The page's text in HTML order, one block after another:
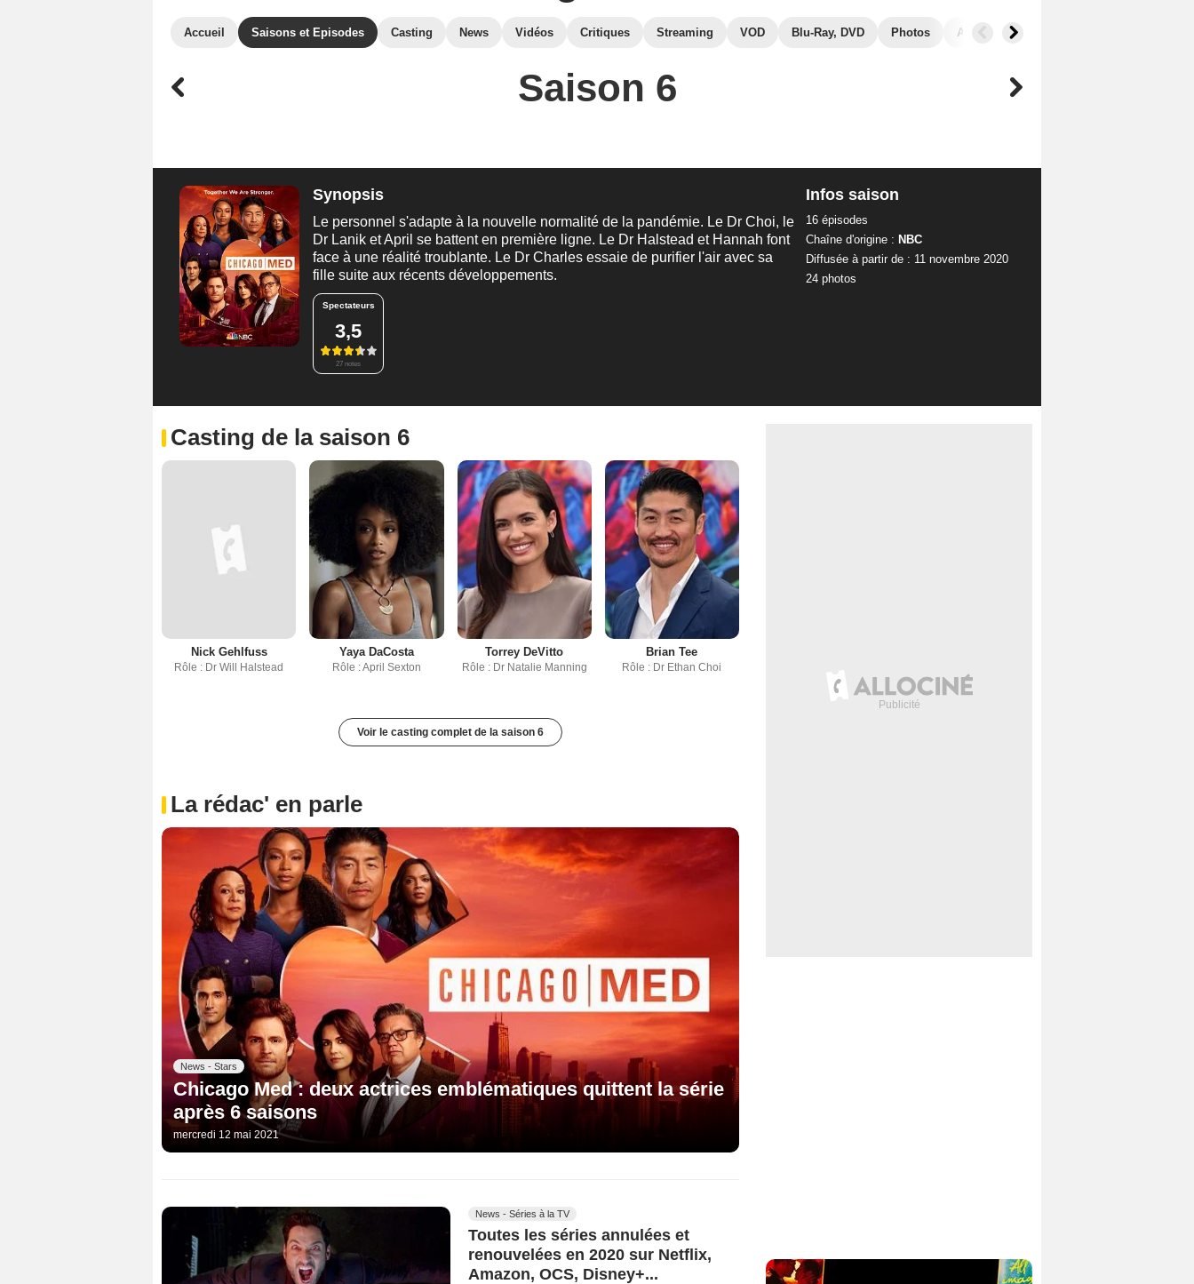
Accueil Saisons et Episodes Casting News Vidéos Critiques Streaming VOD Blu-Ray, DVD Photos Audiences
Saison 6
Synopsis
Le personnel s'adapte à la nouvelle normalité de la pandémie. Le Dr Choi, le
Dr Lanik et April se battent en première ligne. Le Dr Halstead et Hannah font
face à une réalité troublante. Le Dr Charles essaie de purifier l'air avec sa
fille suite aux récents développements.
Spectateurs
3,5
27 notes
Infos saison
16 épisodes
Chaîne d'origine : NBC
Diffusée à partir de : 11 novembre 2020
24 photos
Casting de la saison 6
Nick Gehlfuss
Rôle : Dr Will Halstead
Yaya DaCosta
Rôle : April Sexton
Torrey DeVitto
Rôle : Dr Natalie Manning
Brian Tee
Rôle : Dr Ethan Choi
Voir le casting complet de la saison 6
La rédac' en parle
News - Stars
Chicago Med : deux actrices emblématiques quittent la série
après 6 saisons
mercredi 12 mai 2021
News - Séries à la TV
Toutes les séries annulées et
renouvelées en 2020 sur Netflix,
Amazon, OCS, Disney+...